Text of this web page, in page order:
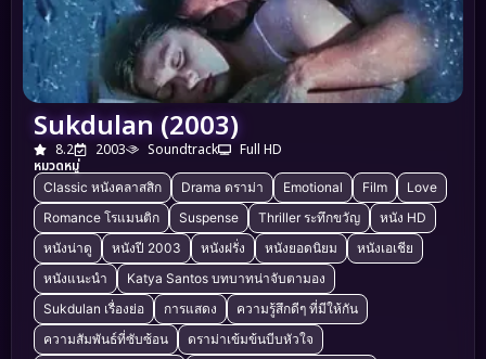
Sukdulan (2003)
8.2 2003 Soundtrack
Full HD
หมวดหมู่
Classic หนังคลาสสิก Drama ดราม่า Emotional Film
Love
Romance โรแมนติก
Suspense Thriller ระทึกขวัญ
หนัง HD
หนังน่าดู
หนังปี 2003 หนังฝรั่ง หนังยอดนิยม
หนังเอเชีย
หนังแนะนำ
Katya Santos บทบาทน่าจับตามอง
Sukdulan เรื่องย่อ
การแสดง
ความรู้สึกดีๆ ที่มีให้กัน
ความสัมพันธ์ที่ซับซ้อน
ดราม่าเข้มข้นบีบหัวใจ